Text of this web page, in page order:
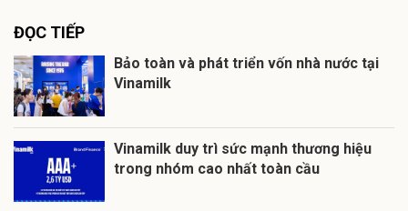
ĐỌC TIẾP
Bảo toàn và phát triển vốn nhà nước tại
Vinamilk
Vinamilk duy trì sức mạnh thương hiệu
trong nhóm cao nhất toàn cầu